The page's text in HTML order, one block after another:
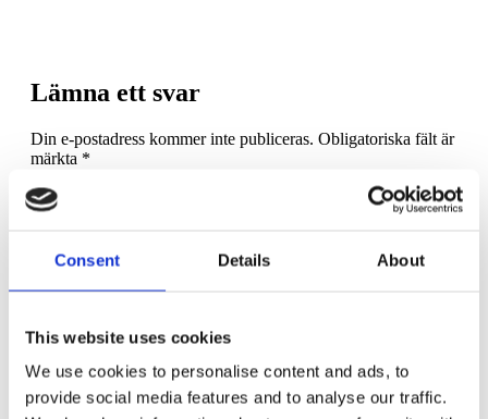
Consent Details About
This website uses cookies
We use cookies to personalise content and ads, to
provide social media features and to analyse our traffic.
Lämna ett svar
Din e-postadress kommer inte publiceras. Obligatoriska fält är
märkta *
Kommentar
Namn*
E-postadress